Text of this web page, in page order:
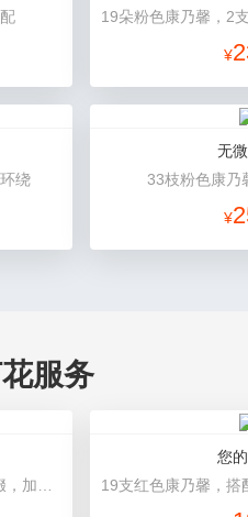
¥
绕
无
33枝粉色康乃
¥
服务
您